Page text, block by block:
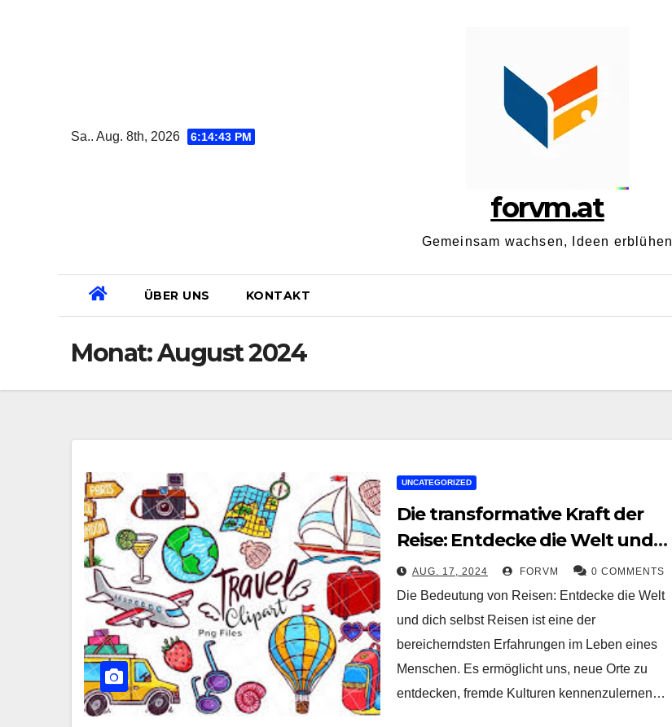
Sa.. Aug. 8th, 2026 6:14:44 PM
forvm.at
Gemeinsam wachsen, Ideen erblühen
ÜBER UNS KONTAKT
Monat:August 2024
UNCATEGORIZED
Die transformative Kraft der
Reise: Entdecke die Welt und
dich selbst
AUG. 17, 2024 FORVM 0 COMMENTS
Die Bedeutung von Reisen: Entdecke die Welt
und dich selbst Reisen ist eine der
bereicherndsten Erfahrungen im Leben eines
Menschen. Es ermöglicht uns, neue Orte zu
entdecken, fremde Kulturen kennenzulernen…